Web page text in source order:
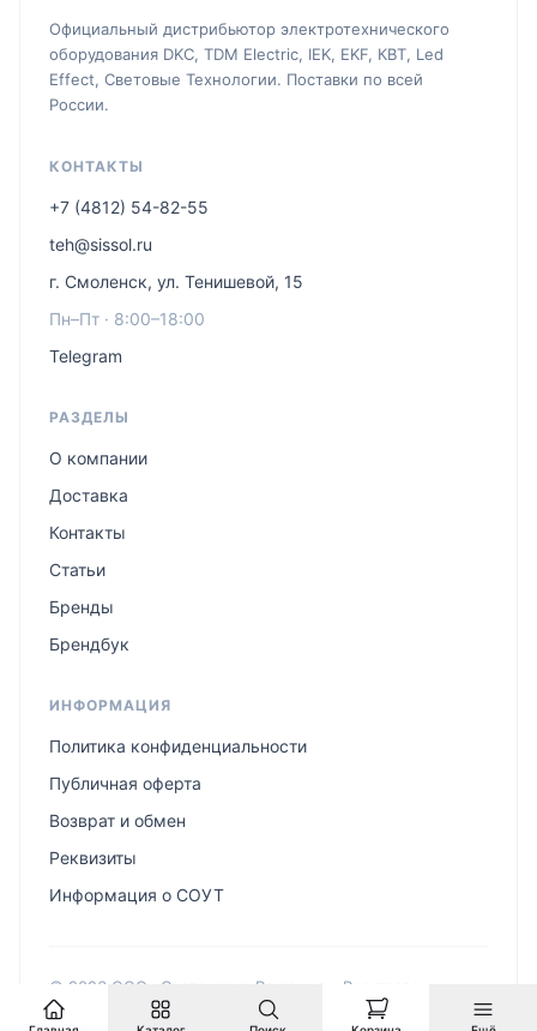
Официальный дистрибьютор электротехнического
оборудования DKC, TDM Electric, IEK, EKF, КВТ, Led
Effect, Световые Технологии. Поставки по всей
России.
КОНТАКТЫ
+7 (4812) 54-82-55
teh@sissol.ru
г. Смоленск, ул. Тенишевой, 15
Пн–Пт · 8:00–18:00
Telegram
РАЗДЕЛЫ
О компании
Доставка
Контакты
Статьи
Бренды
Брендбук
ИНФОРМАЦИЯ
Политика конфиденциальности
Публичная оферта
Возврат и обмен
Реквизиты
Информация о СОУТ
© 2026 ООО «Системные Решения». Все права
защищены.